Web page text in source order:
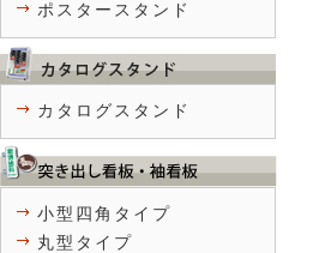
ポスタースタンド
カタログスタンド
小型四角タイプ
丸型タイプ